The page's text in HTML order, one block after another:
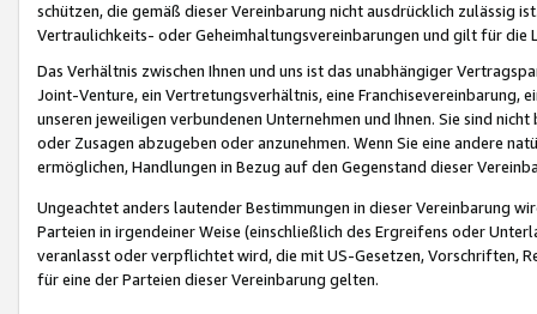
schützen, die gemäß dieser Vereinbarung nicht ausdrücklich zulässig
Vertraulichkeits- oder Geheimhaltungsvereinbarungen und gilt für die
Das Verhältnis zwischen Ihnen und uns ist das unabhängiger
Joint-Venture, ein Vertretungsverhältnis, eine Franchisevereinbarung,
unseren jeweiligen verbundenen Unternehmen und Ihnen. Sie sind
oder Zusagen abzugeben oder anzunehmen. Wenn Sie eine andere
ermöglichen, Handlungen in Bezug auf den Gegenstand dieser
Ungeachtet anders lautender Bestimmungen in dieser Vereinbarung
Parteien in irgendeiner Weise (einschließlich des Ergreifens oder
veranlasst oder verpflichtet wird, die mit US-Gesetzen, Vorschriften,
für eine der Parteien dieser Vereinbarung gelten.